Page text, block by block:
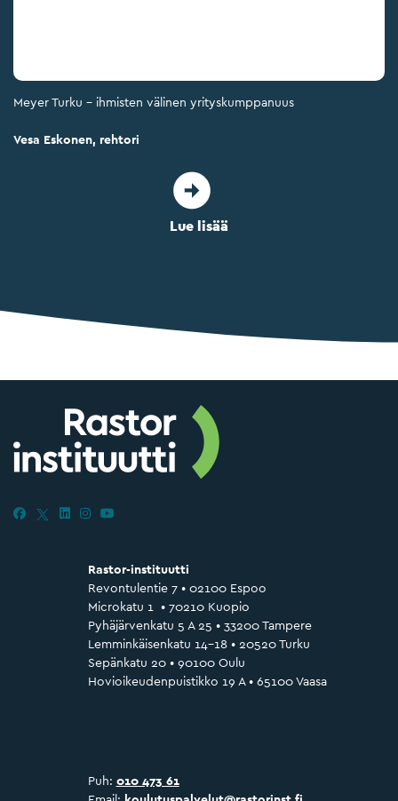
Meyer Turku – ihmisten välinen yrityskumppanuus
Vesa Eskonen, rehtori
Lue lisää
Rastor-instituutti
Revontulentie 7 • 02100 Espoo
Microkatu 1 • 70210 Kuopio
Pyhäjärvenkatu 5 A 25 • 33200 Tampere
Lemminkäisenkatu 14–18 • 20520 Turku
Sepänkatu 20 • 90100 Oulu
Hovioikeudenpuistikko 19 A • 65100 Vaasa
Puh: 010 473 61